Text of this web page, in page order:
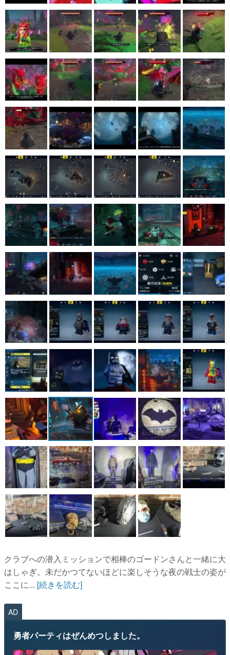
クラブへの潜入ミッションで相棒のゴードンさんと一緒に大
はしゃぎ。未だかつてないほどに楽しそうな夜の戦士の姿が
ここに... [続きを読む]
AD
勇者パーティはぜんめつしました。